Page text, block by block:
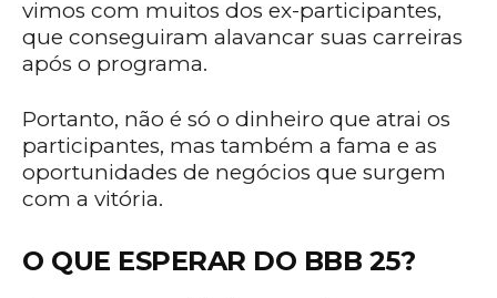
vimos com muitos dos ex-participantes,
que conseguiram alavancar suas carreiras
após o programa.
Portanto, não é só o dinheiro que atrai os
participantes, mas também a fama e as
oportunidades de negócios que surgem
com a vitória.
O QUE ESPERAR DO BBB 25?